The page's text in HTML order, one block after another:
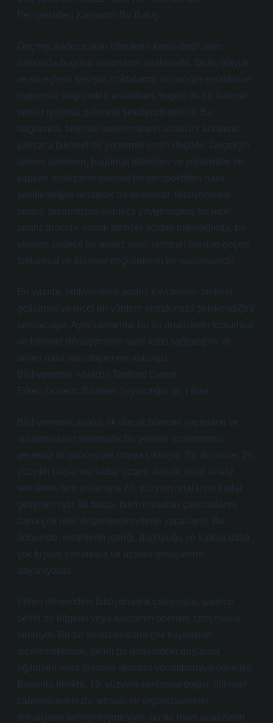
Perspektiften Kapsamlı Bir Bakış
Geçmiş, sadece olan bitenlerin kaydı değil, aynı
zamanda bugünü anlamanın anahtarıdır. Tarih, olaylar
ve süreçlerin kesişim noktalarını, insanlığın evrimini ve
toplumsal değişimleri anlatırken, bugün de bu tarihsel
veriler ışığında geleceği şekillendirebiliriz. Bu
bağlamda, bilimsel araştırmaların analizini anlamak,
yalnızca bilimsel bir yöntemle sınırlı değildir. Geçmişin
izlerini sürerken, bugünün teknikleri ve yöntemleri ile
yapılan analizlerin tarihsel bir perspektiften nasıl
şekillendiğini anlamak da önemlidir. Bibliyometrik
analiz, günümüzde oldukça yaygınlaşmış bir nicel
analiz aracıdır, ancak tarihsel açıdan bakıldığında, bu
yöntem sadece bir analiz aracı olmanın ötesine geçer;
toplumsal ve bilimsel değişimlerin bir yansımasıdır.
Bu yazıda, bibliyometrik analiz kavramının tarihsel
gelişimini ve nicel bir yöntem olarak nasıl şekillendiğini
tartışacağız. Aynı zamanda, bu tür analizlerin toplumsal
ve bilimsel dönüşümlere nasıl katkı sağladığını ve
onları nasıl yansıttığını ele alacağız.
Bibliyometrik Analizin Tarihsel Evrimi
Erken Dönem: Bilimsel Yayıncılığın İlk Yılları
Bibliyometrik analiz, ilk olarak bilimsel yayınların ve
araştırmaların sistematik bir şekilde incelenmesi
gerektiği düşüncesiyle ortaya çıkmıştır. Bu düşünce, 20.
yüzyılın başlarına kadar uzanır. Ancak, nicel analiz
teknikleri, tam anlamıyla 20. yüzyılın ortalarına kadar
gelişmemiştir. İlk başta, bilim insanları çalışmalarını
daha çok nitel değerlendirmelerle yaparlardı. Bu
dönemde, metinlerin içeriği, doğruluğu ve katkısı daha
çok kişisel yorumlara ve uzman görüşlerine
dayanıyordu.
Erken dönemdeki bibliyometrik çalışmalar, sadece
belirli bir bilginin veya kavramın önemini tartışmakla
sınırlıydı. Bu tür analizler daha çok kaynakları
incelemektense, belirli bir dönemdeki düşünsel
eğilimleri veya bilimsel akımları yorumlamaya yönelikti.
Bununla birlikte, 19. yüzyılın sonlarına doğru, bilimsel
çalışmaların hızla artması ve organizasyonel
ihtiyaçların belirginleşmesiyle, bu tür nicel analizlerin